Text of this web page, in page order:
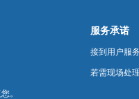
。
服务承诺
接到用户服
若需现场处